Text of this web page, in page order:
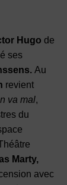
Hugo de
ses
Au
revient
va mal,
du
Marty,
avec